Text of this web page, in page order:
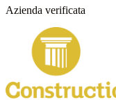
Azienda verificata